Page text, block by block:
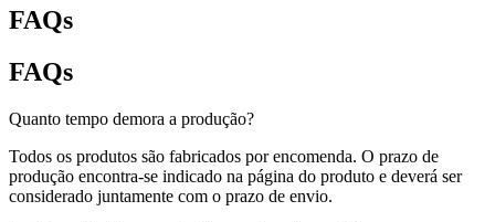
FAQs
FAQs
Quanto tempo demora a produção?
Todos os produtos são fabricados por encomenda. O prazo de
produção encontra-se indicado na página do produto e deverá ser
considerado juntamente com o prazo de envio.